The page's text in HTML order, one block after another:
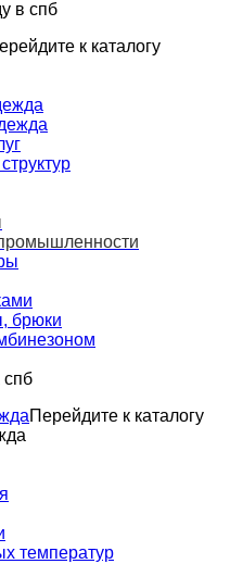
к каталогу
брюки
Перейдите к каталогу
температур